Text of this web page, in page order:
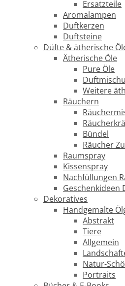
Ersatzteile
Aromalampen
Duftkerzen
Duftsteine
Düfte & ätherische
Ätherische Öle
Pure Öle
Weitere
Räuchern
Bündel
Räucher
Raumspray
Kissenspray
Nachfüllungen
Geschenkideen
Dekoratives
Handgemalte
Abstrakt
Tiere
Allgemein
Natur-
Portraits